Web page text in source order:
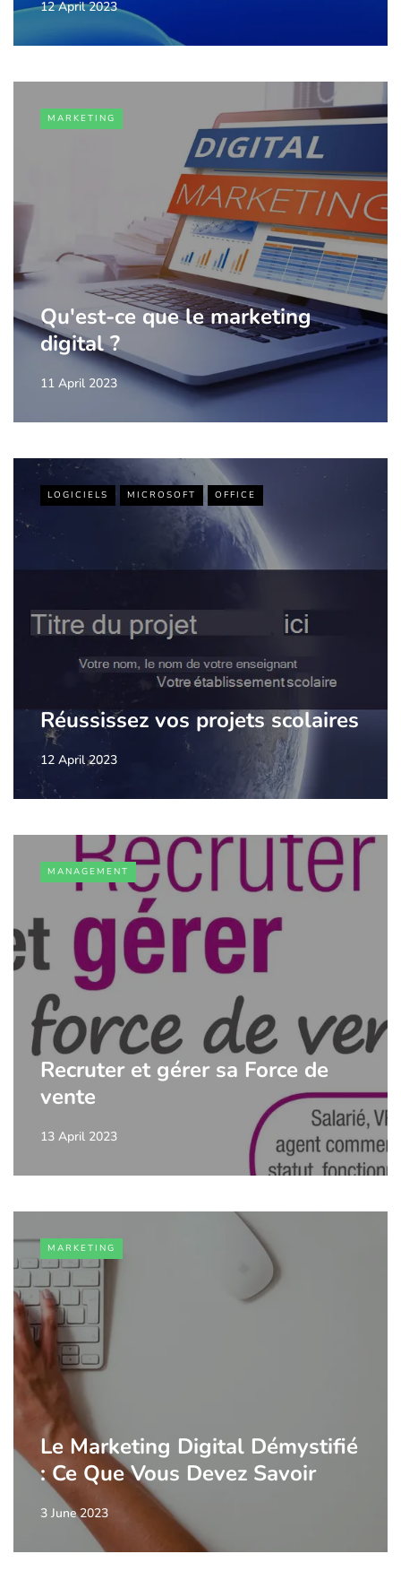
12 April 2023
MARKETING
Qu'est-ce que le marketing
digital ?
11 April 2023
LOGICIELS MICROSOFT OFFICE
Réussissez vos projets scolaires
12 April 2023
MANAGEMENT
Recruter et gérer sa Force de
vente
13 April 2023
MARKETING
Le Marketing Digital Démystifié
: Ce Que Vous Devez Savoir
3 June 2023